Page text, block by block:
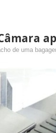
de uma